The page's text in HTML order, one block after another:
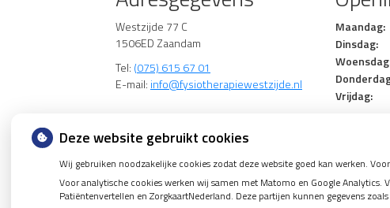
Westzijde 77 C
1506ED Zaandam
Tel: (075) 615 67 01
E-mail: info@fysiotherapiewestzijde.nl
Maandag:
Dinsdag:
Vrijdag:
Deze website gebruikt cookies
Wij gebruiken noodzakelijke cookies zodat deze website goed kan werken.
Voor analytische cookies werken wij samen met Matomo en Google Analytics.
Patiëntenvertellen en ZorgkaartNederland. Deze partijen kunnen gegevens